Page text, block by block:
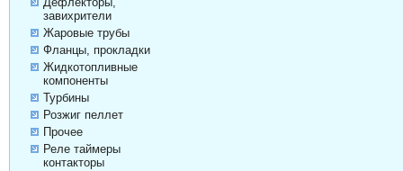
завихрители
Жаровые трубы
Фланцы, прокладки
Жидкотопливные
компоненты
Турбины
Розжиг пеллет
Прочее
Реле таймеры
контакторы